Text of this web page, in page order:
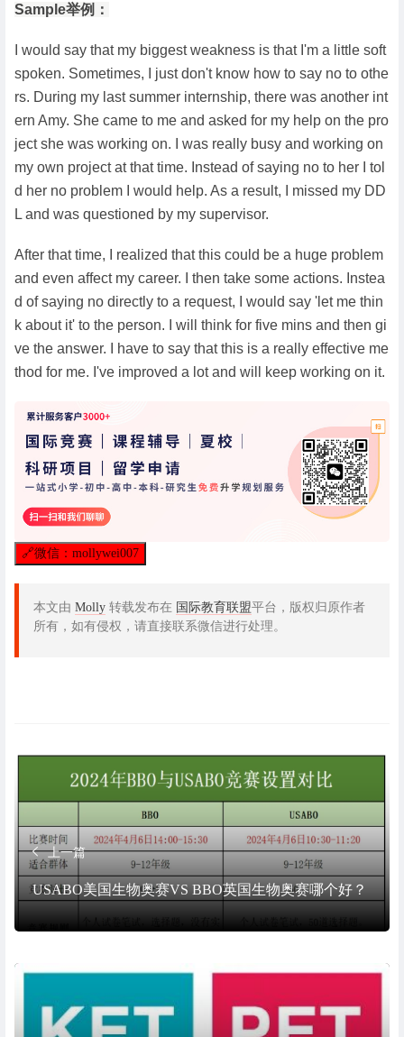
Sample举例：
I would say that my biggest weakness is that I'm a little soft
spoken. Sometimes, I just don't know how to say no to othe
rs. During my last summer internship, there was another int
ern Amy. She came to me and asked for my help on the pro
ject she was working on. I was really busy and working on
my own project at that time. Instead of saying no to her I tol
d her no problem I would help. As a result, I missed my DD
L and was questioned by my supervisor.
After that time, I realized that this could be a huge problem
and even affect my career. I then take some actions. Instea
d of saying no directly to a request, I would say 'let me thin
k about it' to the person. I will think for five mins and then gi
ve the answer. I have to say that this is a really effective me
thod for me. I've improved a lot and will keep working on it.
🔗微信：mollywei007
本文由 Molly 转载发布在 国际教育联盟平台，版权归原作者
所有，如有侵权，请直接联系微信进行处理。
上一篇
USABO美国生物奥赛VS BBO英国生物奥赛哪个好？